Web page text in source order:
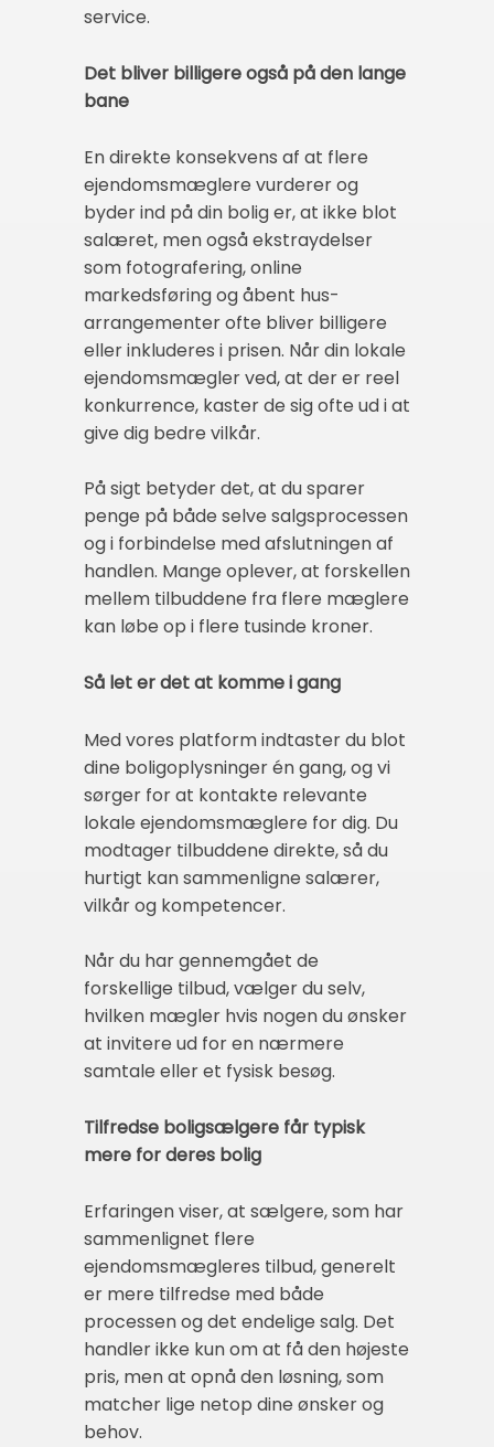
service.
Det bliver billigere også på den lange
bane
En direkte konsekvens af at flere
ejendomsmæglere vurderer og
byder ind på din bolig er, at ikke blot
salæret, men også ekstraydelser
som fotografering, online
markedsføring og åbent hus-
arrangementer ofte bliver billigere
eller inkluderes i prisen. Når din lokale
ejendomsmægler ved, at der er reel
konkurrence, kaster de sig ofte ud i at
give dig bedre vilkår.
På sigt betyder det, at du sparer
penge på både selve salgsprocessen
og i forbindelse med afslutningen af
handlen. Mange oplever, at forskellen
mellem tilbuddene fra flere mæglere
kan løbe op i flere tusinde kroner.
Så let er det at komme i gang
Med vores platform indtaster du blot
dine boligoplysninger én gang, og vi
sørger for at kontakte relevante
lokale ejendomsmæglere for dig. Du
modtager tilbuddene direkte, så du
hurtigt kan sammenligne salærer,
vilkår og kompetencer.
Når du har gennemgået de
forskellige tilbud, vælger du selv,
hvilken mægler hvis nogen du ønsker
at invitere ud for en nærmere
samtale eller et fysisk besøg.
Tilfredse boligsælgere får typisk
mere for deres bolig
Erfaringen viser, at sælgere, som har
sammenlignet flere
ejendomsmægleres tilbud, generelt
er mere tilfredse med både
processen og det endelige salg. Det
handler ikke kun om at få den højeste
pris, men at opnå den løsning, som
matcher lige netop dine ønsker og
behov.